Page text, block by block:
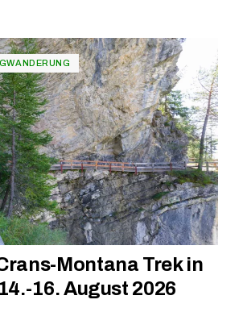
Montana Trek in
16. August 2026